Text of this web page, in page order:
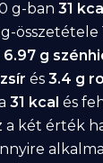
g-ban31
összetétele
6.97 g
és3.4 g
31 kcal és
a két érték